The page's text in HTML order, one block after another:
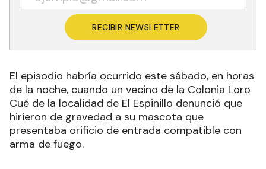
RECIBIR NEWSLETTER
El episodio habría ocurrido este sábado, en horas
de la noche, cuando un vecino de la Colonia Loro
Cué de la localidad de El Espinillo denunció que
hirieron de gravedad a su mascota que
presentaba orificio de entrada compatible con
arma de fuego.